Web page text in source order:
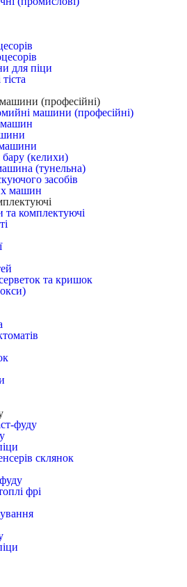
для піци
(професійні)
машини (професійні)
машин
(келихи)
(тунельна)
засобів
машин
та комплектуючі
та кришок
фуду
склянок
фрі